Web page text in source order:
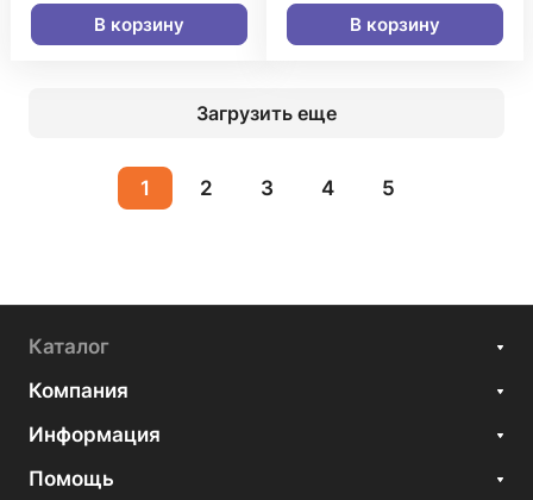
В корзину В корзину
Загрузить еще
1 2 3 4 5
Каталог
Компания
Информация
Помощь